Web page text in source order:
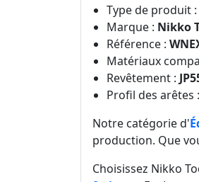
Type de produit :
Marque : Nikko
Référence :
Matériaux
Revêtement :
Profil des arêtes :
Notre catégorie d'
production. Que
Choisissez Nikko